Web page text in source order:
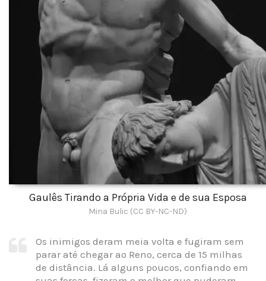
Gaulês Tirando a Própria Vida e de sua Esposa
Mina Bulic (CC BY-NC-ND)
Os inimigos deram meia volta e fugiram sem
parar até chegar ao Reno, cerca de 15 milhas
de distância. Lá alguns poucos, confiando em